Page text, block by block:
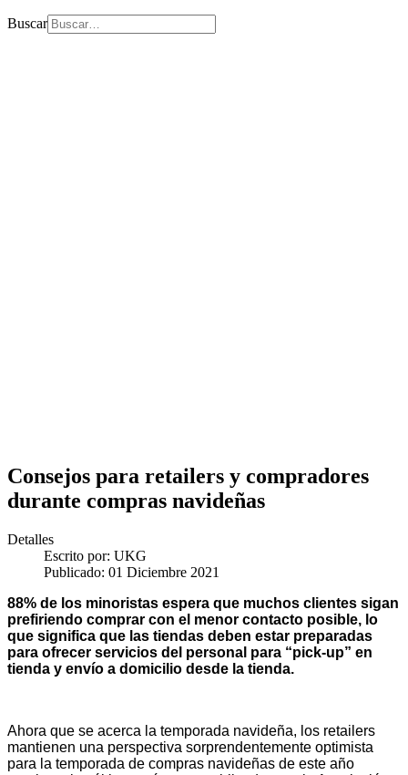
Buscar
Consejos para retailers y compradores
durante compras navideñas
Detalles
Escrito por: UKG
Publicado: 01 Diciembre 2021
88% de los minoristas espera que muchos clientes sigan
prefiriendo comprar con el menor contacto posible, lo
que significa que las tiendas deben estar preparadas
para ofrecer servicios del personal para “pick-up” en
tienda y envío a domicilio desde la tienda.
Ahora que se acerca la temporada navideña, los retailers
mantienen una perspectiva sorprendentemente optimista
para la temporada de compras navideñas de este año